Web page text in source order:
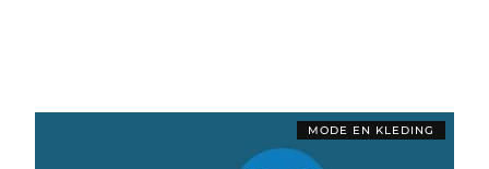
MODE EN KLEDING